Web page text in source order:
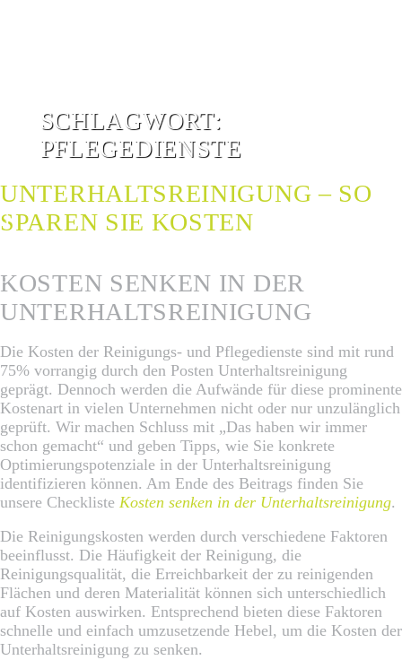
SCHLAGWORT:
PFLEGEDIENSTE
UNTERHALTSREINIGUNG – SO
SPAREN SIE KOSTEN
KOSTEN SENKEN IN DER
UNTERHALTSREINIGUNG
Die Kosten der Reinigungs- und Pflegedienste sind mit rund
75% vorrangig durch den Posten Unterhaltsreinigung
geprägt. Dennoch werden die Aufwände für diese prominente
Kostenart in vielen Unternehmen nicht oder nur unzulänglich
geprüft. Wir machen Schluss mit „Das haben wir immer
schon gemacht“ und geben Tipps, wie Sie konkrete
Optimierungspotenziale in der Unterhaltsreinigung
identifizieren können. Am Ende des Beitrags finden Sie
unsere Checkliste Kosten senken in der Unterhaltsreinigung.
Die Reinigungskosten werden durch verschiedene Faktoren
beeinflusst. Die Häufigkeit der Reinigung, die
Reinigungsqualität, die Erreichbarkeit der zu reinigenden
Flächen und deren Materialität können sich unterschiedlich
auf Kosten auswirken. Entsprechend bieten diese Faktoren
schnelle und einfach umzusetzende Hebel, um die Kosten der
Unterhaltsreinigung zu senken.